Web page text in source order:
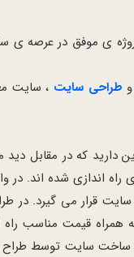
طراحی سایت ، سایت
که در مقابل دید
راه اندازی شده اند.
قرار می گیرد. در
قیمت مناسب راه
ساخت سایت توسط طراح